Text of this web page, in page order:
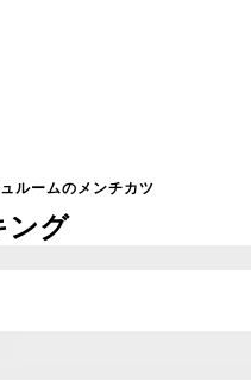
ルームのメンチカツ
ング